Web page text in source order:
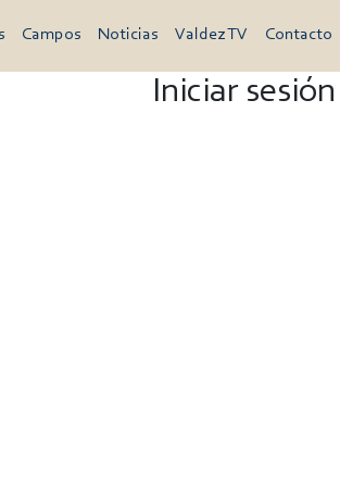
Campos Noticias Valdez TV Contacto
Iniciar sesión